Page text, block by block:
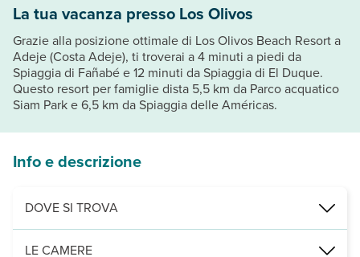
La tua vacanza presso Los Olivos
Grazie alla posizione ottimale di Los Olivos Beach Resort a
Adeje (Costa Adeje), ti troverai a 4 minuti a piedi da
Spiaggia di Fañabé e 12 minuti da Spiaggia di El Duque.
Questo resort per famiglie dista 5,5 km da Parco acquatico
Siam Park e 6,5 km da Spiaggia delle Américas.
Info e descrizione
DOVE SI TROVA
Nelle vicinanze di: Centro Comercial Plaza del Duque
LE CAMERE